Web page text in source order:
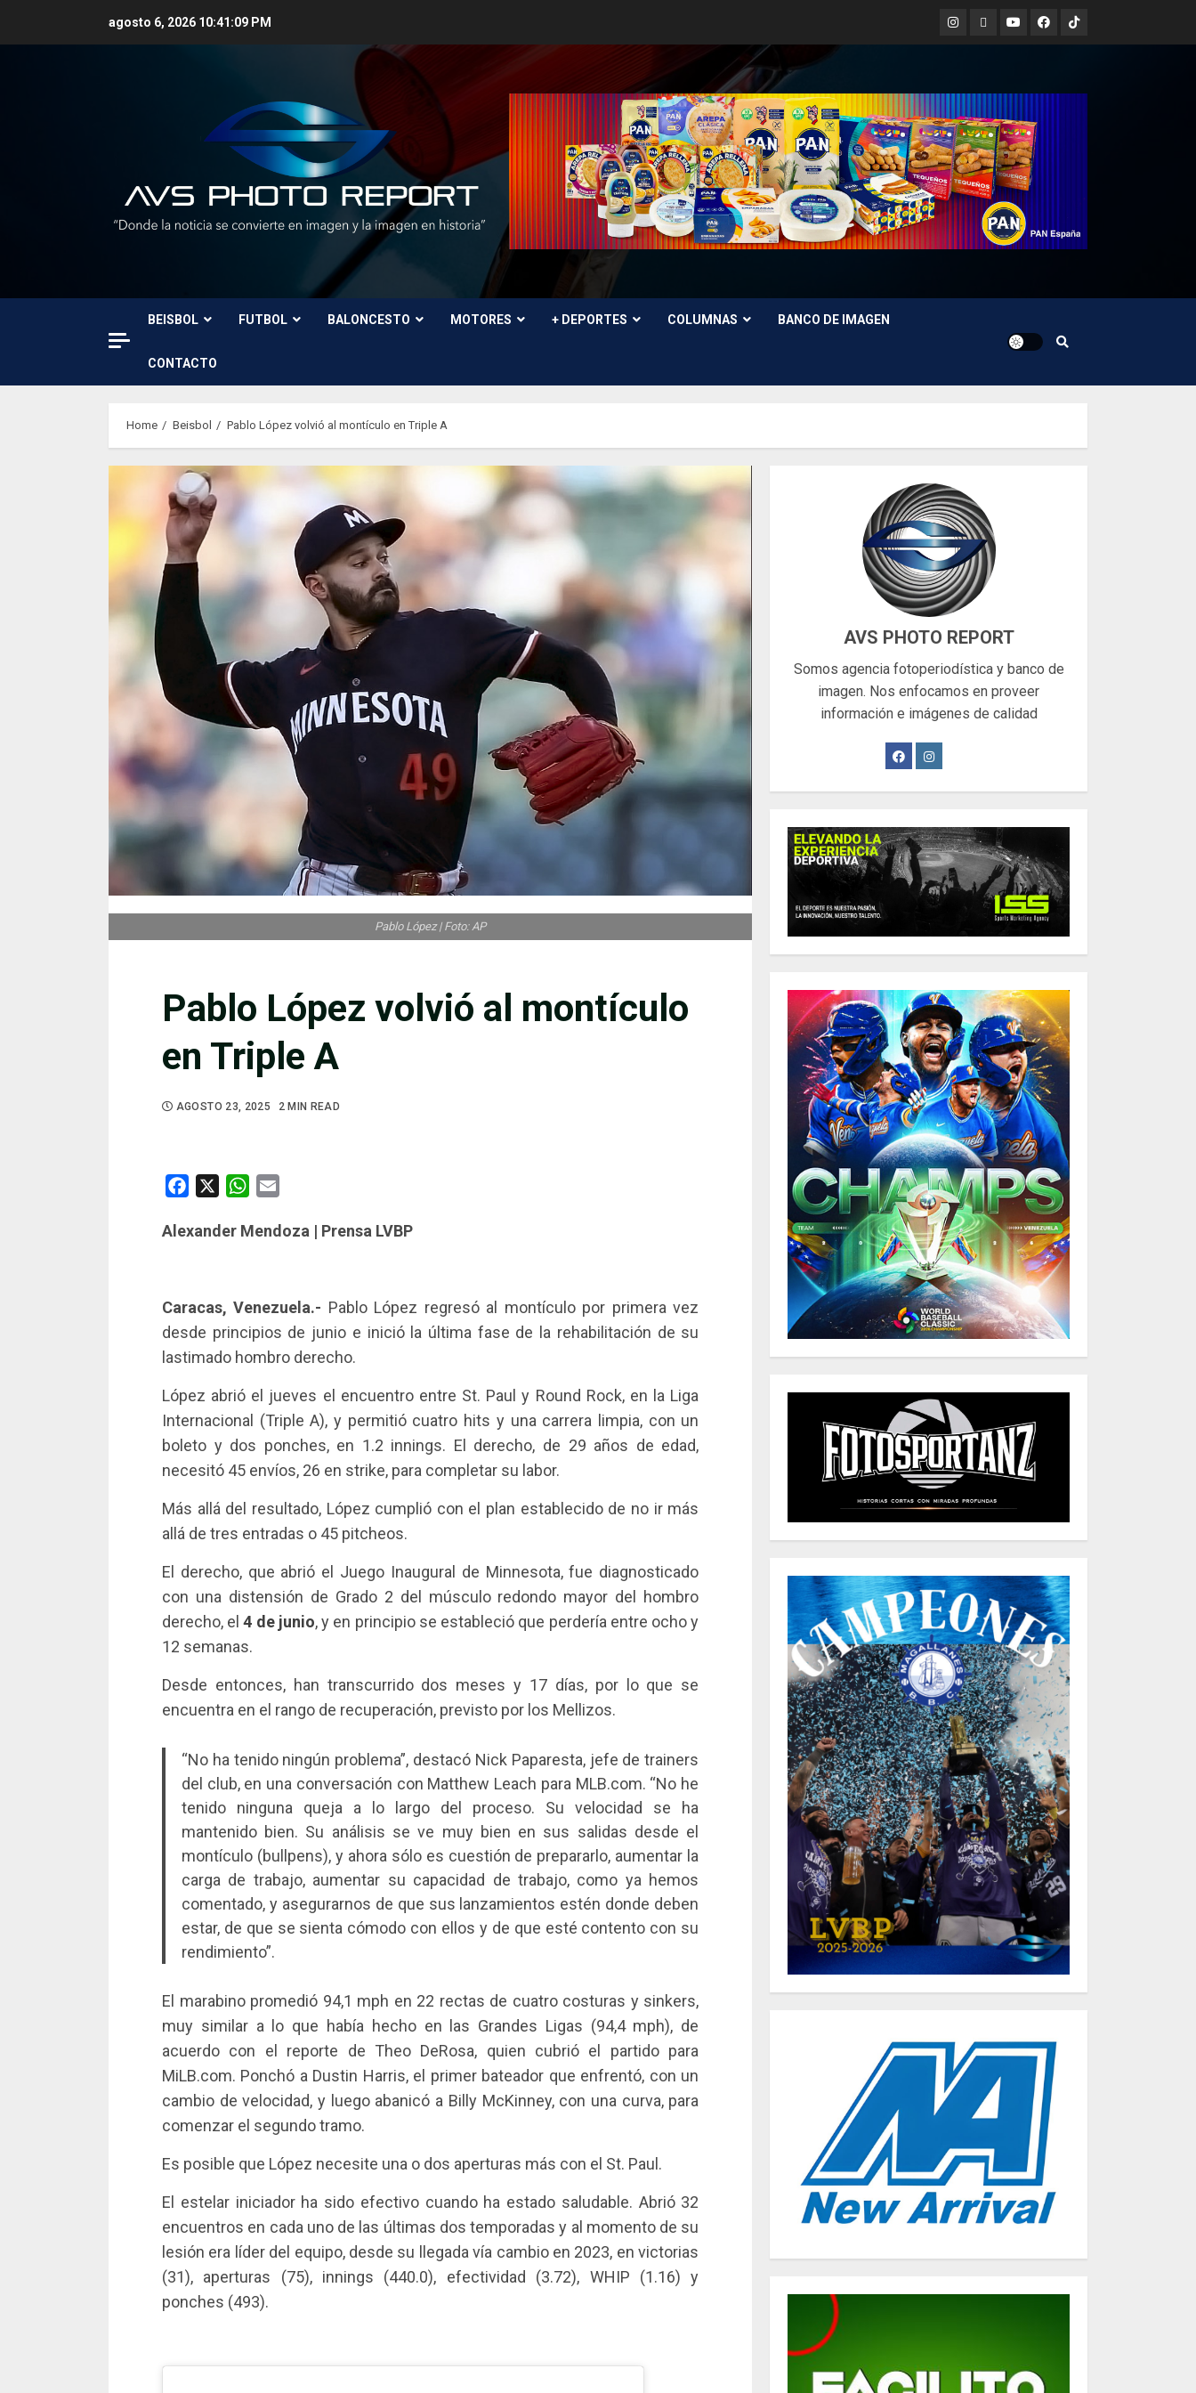
agosto 6, 2026 10:41:10 PM Instagram
X YoutubeFacebook
TikTok
BEISBOL FUTBOL BALONCESTO MOTORES + DEPORTES COLUMNAS BANCO DE IMAGEN
CONTACTO
Home Beisbol Pablo López volvió al montículo en Triple A
Pablo López volvió al montículo
en Triple A
AGOSTO 23, 2025 2 MIN READ
Pablo López | Foto: AP
Facebook WhatsApp
Alexander Mendoza | Prensa LVBP
Caracas, Venezuela.- Pablo López regresó al montículo por primera vez
desde principios de junio e inició la última fase de la rehabilitación de su
lastimado hombro derecho.
López abrió el jueves el encuentro entre St. Paul y Round Rock, en la Liga
Internacional (Triple A), y permitió cuatro hits y una carrera limpia, con un
boleto y dos ponches, en 1.2 innings. El derecho, de 29 años de edad,
necesitó 45 envíos, 26 en strike, para completar su labor.
Más allá del resultado, López cumplió con el plan establecido de no ir más
allá de tres entradas o 45 pitcheos.
El derecho, que abrió el Juego Inaugural de Minnesota, fue diagnosticado
con una distensión de Grado 2 del músculo redondo mayor del hombro
derecho, el4 de junio, y en principio se estableció que perdería entre ocho y
12 semanas.
Desde entonces, han transcurrido dos meses y 17 días, por lo que se
encuentra en el rango de recuperación, previsto por los Mellizos.
“No ha tenido ningún problema”, destacó Nick Paparesta, jefe de trainers
del club, en una conversación con Matthew Leach para MLB.com. “No he
tenido ninguna queja a lo largo del proceso. Su velocidad se ha
mantenido bien. Su análisis se ve muy bien en sus salidas desde el
montículo (bullpens), y ahora sólo es cuestión de prepararlo, aumentar la
carga de trabajo, aumentar su capacidad de trabajo, como ya hemos
comentado, y asegurarnos de que sus lanzamientos estén donde deben
estar, de que se sienta cómodo con ellos y de que esté contento con su
rendimiento”.
El marabino promedió 94,1 mph en 22 rectas de cuatro costuras y sinkers,
muy similar a lo que había hecho en las Grandes Ligas (94,4 mph), de
acuerdo con el reporte de Theo DeRosa, quien cubrió el partido para
MiLB.com. Ponchó a Dustin Harris, el primer bateador que enfrentó, con un
cambio de velocidad, y luego abanicó a Billy McKinney, con una curva, para
comenzar el segundo tramo.
Es posible que López necesite una o dos aperturas más con el St. Paul.
El estelar iniciador ha sido efectivo cuando ha estado saludable. Abrió 32
encuentros en cada uno de las últimas dos temporadas y al momento de su
lesión era líder del equipo, desde su llegada vía cambio en 2023, en victorias
(31), aperturas (75), innings (440.0), efectividad (3.72), WHIP (1.16) y
ponches (493).
AVS PHOTO REPORT
Somos agencia fotoperiodística y banco de
imagen. Nos enfocamos en proveer
información e imágenes de calidad